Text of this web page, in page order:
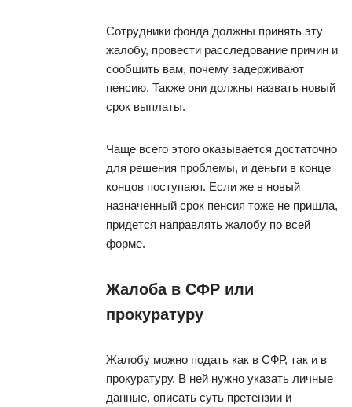
Сотрудники фонда должны принять эту
жалобу, провести расследование причин и
сообщить вам, почему задерживают
пенсию. Также они должны назвать новый
срок выплаты.
Чаще всего этого оказывается достаточно
для решения проблемы, и деньги в конце
концов поступают. Если же в новый
назначенный срок пенсия тоже не пришла,
придется направлять жалобу по всей
форме.
Жалоба в СФР или
прокуратуру
Жалобу можно подать как в СФР, так и в
прокуратуру. В ней нужно указать личные
данные, описать суть претензии и